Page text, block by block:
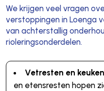
We krijgen veel vragen
verstoppingen in Loenga
van achterstallig
rioleringsonderdelen.
Vetresten en
en etensresten hopen